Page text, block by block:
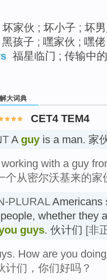
坏家伙 ; 坏小子 ; 坏
黑孩子 ; 嘿家伙 ; 嘿
福星临门 ; 传输中
大词典
CET4 TEM4
A guy is a man. 家
with a guy
个从密尔沃基来的家
PLURALAmericans
whether they
guys. 伙计们 [非
How are you
计们，你们好吗？